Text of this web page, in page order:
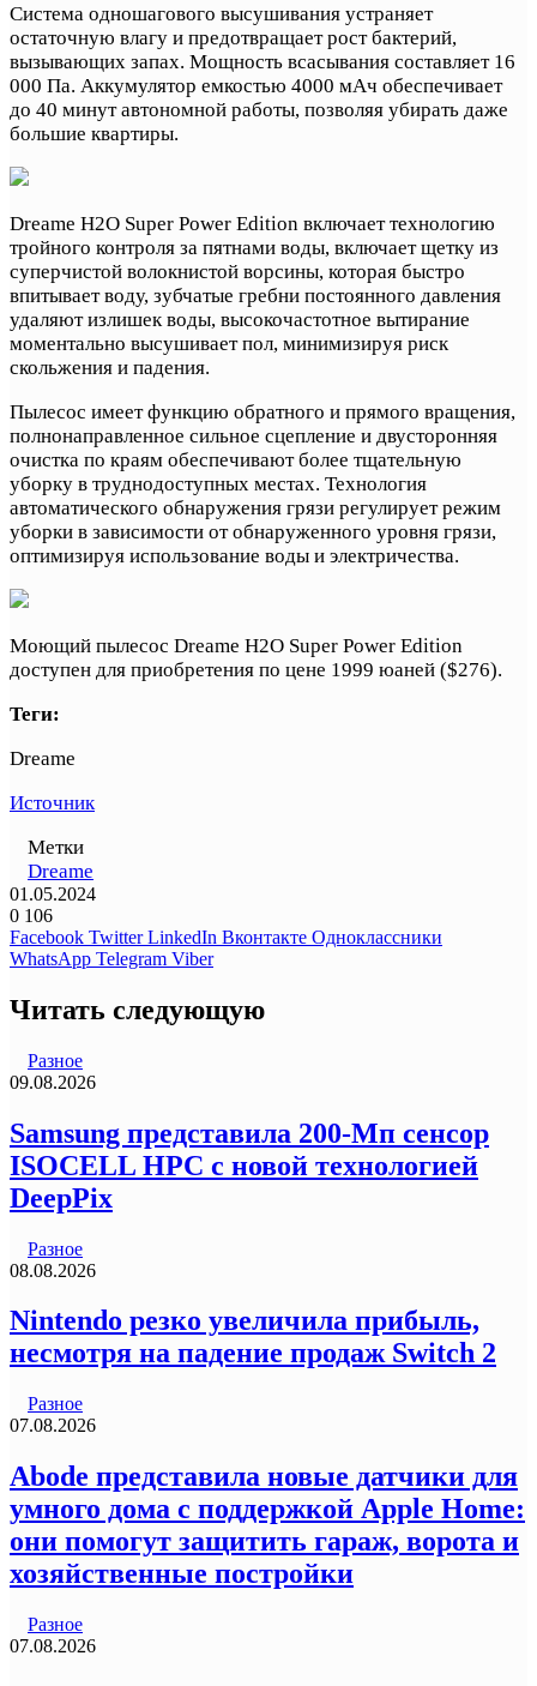
Система одношагового высушивания устраняет
остаточную влагу и предотвращает рост бактерий,
вызывающих запах. Мощность всасывания составляет 16
000 Па. Аккумулятор емкостью 4000 мАч обеспечивает
до 40 минут автономной работы, позволяя убирать даже
большие квартиры.
Dreame H2O Super Power Edition включает технологию
тройного контроля за пятнами воды, включает щетку из
суперчистой волокнистой ворсины, которая быстро
впитывает воду, зубчатые гребни постоянного давления
удаляют излишек воды, высокочастотное вытирание
моментально высушивает пол, минимизируя риск
скольжения и падения.
Пылесос имеет функцию обратного и прямого вращения,
полнонаправленное сильное сцепление и двусторонняя
очистка по краям обеспечивают более тщательную
уборку в труднодоступных местах. Технология
автоматического обнаружения грязи регулирует режим
уборки в зависимости от обнаруженного уровня грязи,
оптимизируя использование воды и электричества.
Моющий пылесос Dreame H2O Super Power Edition
доступен для приобретения по цене 1999 юаней ($276).
Теги:
Dreame
Источник
Метки
Dreame
01.05.2024
0 106
Facebook Twitter LinkedIn Вконтакте Одноклассники
WhatsApp Telegram Viber
Читать следующую
Разное
09.08.2026
Samsung представила 200-Мп сенсор
ISOCELL HPC с новой технологией
DeepPix
Разное
08.08.2026
Nintendo резко увеличила прибыль,
несмотря на падение продаж Switch 2
Разное
07.08.2026
Abode представила новые датчики для
умного дома с поддержкой Apple Home:
они помогут защитить гараж, ворота и
хозяйственные постройки
Разное
07.08.2026